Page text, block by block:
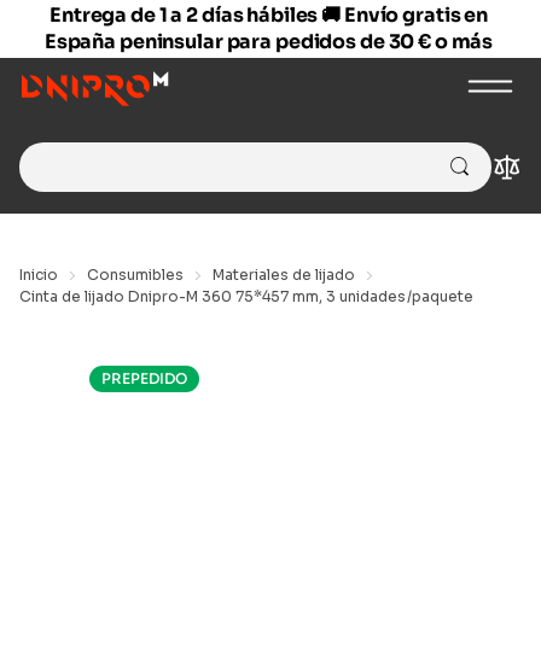
Entrega de 1 a 2 días hábiles 🚚 Envío gratis en
España peninsular para pedidos de 30 € o más
Search
for:
Inicio Consumibles
Materiales de lijado
Cinta de lijado Dnipro-M 360 75*457 mm, 3 unidades/paquete
PREPEDIDO